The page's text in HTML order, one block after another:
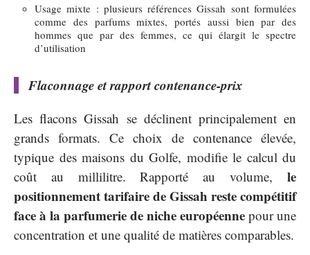
Usage mixte : plusieurs références Gissah sont formulées
comme des parfums mixtes, portés aussi bien par des
hommes que par des femmes, ce qui élargit le spectre
d’utilisation
Flaconnage et rapport contenance-prix
Les flacons Gissah se déclinent principalement en
grands formats. Ce choix de contenance élevée,
typique des maisons du Golfe, modifie le calcul du
coût au millilitre. Rapporté au volume, le
positionnement tarifaire de Gissah reste compétitif
face à la parfumerie de niche européenne pour une
concentration et une qualité de matières comparables.